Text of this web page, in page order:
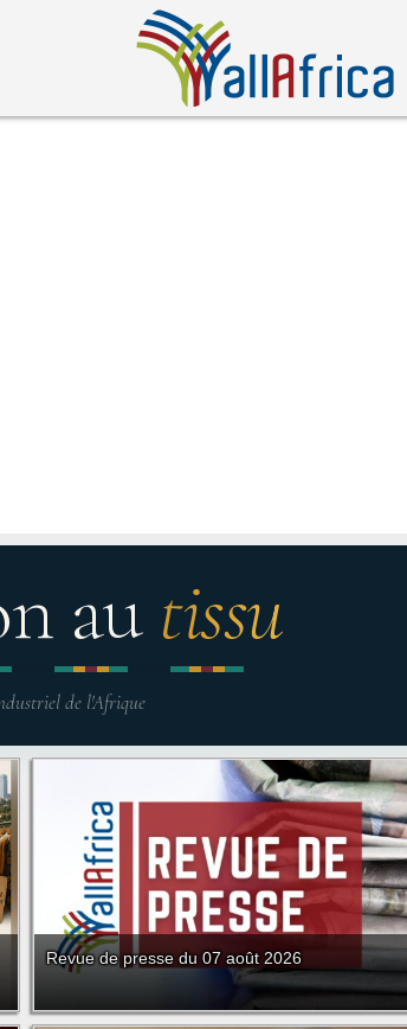
au tissu
de l'Afrique
Revue de presse du 07 août 2026